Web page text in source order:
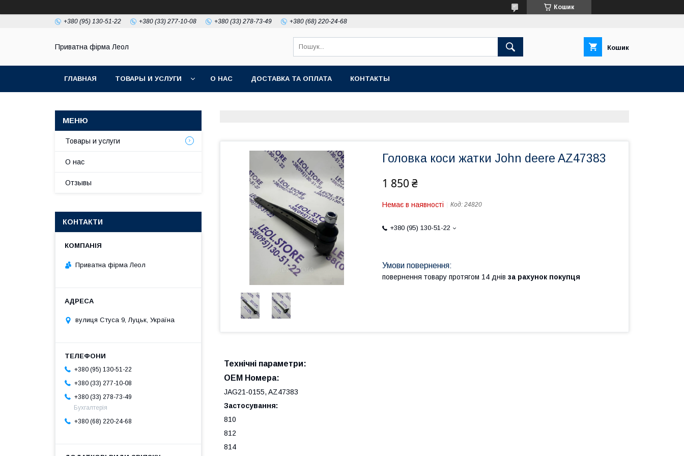
Кошик
+380 (95) 130-51-22 +380 (33) 277-10-08 +380 (33) 278-73-49 +380 (68) 220-24-68
Приватна фірма Леол Кошик
ГЛАВНАЯ ТОВАРЫ И УСЛУГИ О НАС ДОСТАВКА ТА ОПЛАТА КОНТАКТЫ
Головка коси жатки John deere AZ47383
1 850 ₴
Немає в наявності Код: 24820
+380 (95) 130-51-22
повернення товару протягом 14 днів за рахунок покупця
Технічні параметри:
OEM Номера:
JAG21-0155, AZ47383
Застосування:
810
812
814
Товары и услуги
О нас
Отзывы
КОНТАКТИ
Приватна фірма Леол
вулиця Стуса 9, Луцьк, Україна
+380 (95) 130-51-22
+380 (33) 277-10-08
+380 (33) 278-73-49
Бухгалтерія
+380 (68) 220-24-68